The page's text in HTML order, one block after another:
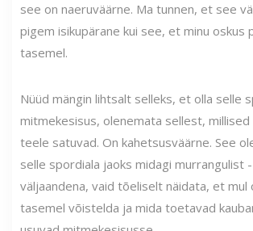
see on naeruväärne. Ma tunnen, et see
pigem isikupärane kui see, et minu oskus
tasemel.
Nüüd mängin lihtsalt selleks, et olla selle
mitmekesisus, olenemata sellest, millised
teele satuvad. On kahetsusväärne. See
selle spordiala jaoks midagi murrangulist
väljaandena, vaid tõeliselt näidata, et mul
tasemel võistelda ja mida toetavad